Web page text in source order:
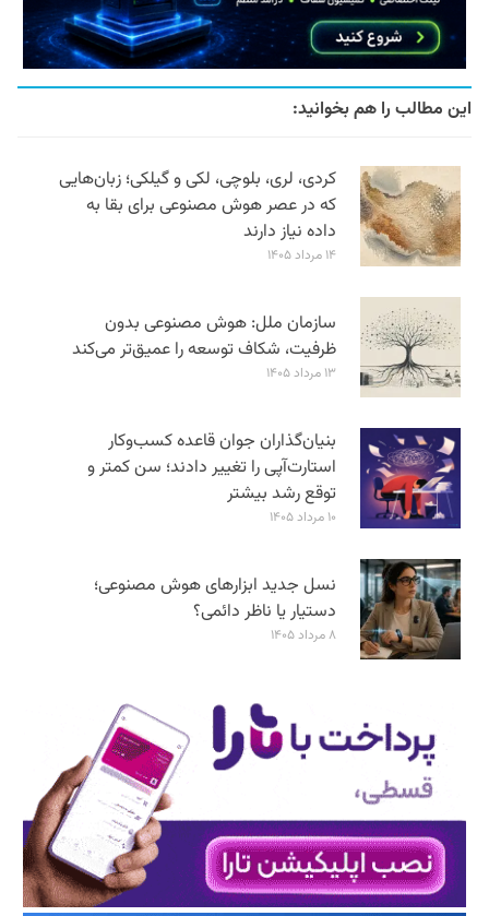
این مطالب را هم بخوانید:
کردی، لری، بلوچی، لکی و گیلکی؛ زبان‌هایی
که در عصر هوش مصنوعی برای بقا به
داده نیاز دارند
۱۴ مرداد ۱۴۰۵
سازمان ملل: هوش مصنوعی بدون
ظرفیت، شکاف توسعه را عمیق‌تر می‌کند
۱۳ مرداد ۱۴۰۵
بنیان‌گذاران جوان قاعده کسب‌وکار
استارت‌آپی را تغییر دادند؛ سن‌ کمتر و
توقع رشد بیشتر
۱۰ مرداد ۱۴۰۵
نسل جدید ابزارهای هوش مصنوعی؛
دستیار یا ناظر دائمی؟
۸ مرداد ۱۴۰۵